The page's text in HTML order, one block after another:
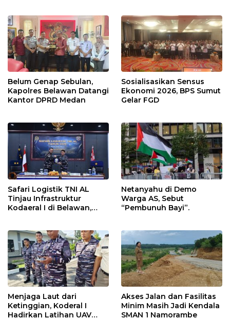
Belum Genap Sebulan,
Kapolres Belawan Datangi
Kantor DPRD Medan
Sosialisasikan Sensus
Ekonomi 2026, BPS Sumut
Gelar FGD
Safari Logistik TNI AL
Tinjau Infrastruktur
Kodaeral I di Belawan,
Netanyahu di Demo
Warga AS, Sebut
“Pembunuh Bayi”.
Menjaga Laut dari
Ketinggian, Koderal I
Hadirkan Latihan UAV
Akses Jalan dan Fasilitas
Minim Masih Jadi Kendala
SMAN 1 Namorambe